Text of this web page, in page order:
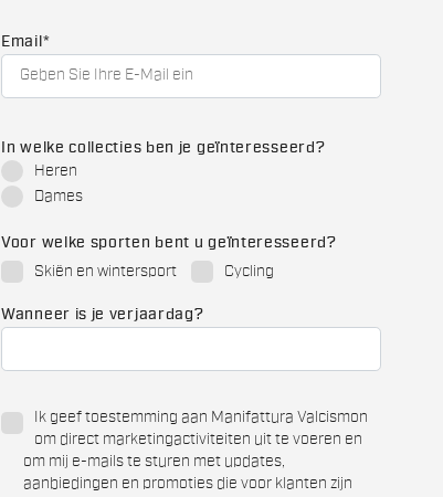
Email *
In welke collecties ben je geïnteresseerd?
Heren
Dames
Voor welke sporten bent u geïnteresseerd?
Skiën en wintersport
Cycling
Wanneer is je verjaardag?
Ik geef toestemming aan Manifattura Valcismon
om direct marketingactiviteiten uit te voeren en
om mij e-mails te sturen met updates,
aanbiedingen en promoties die voor klanten zijn